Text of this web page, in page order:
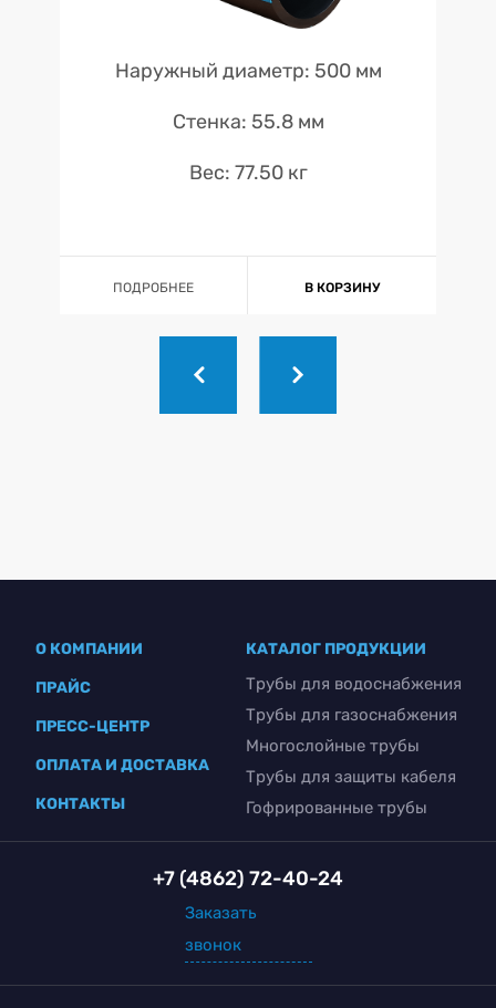
Наружный диаметр: 500 мм
Стенка: 55.8 мм
Вес: 77.50 кг
ПОДРОБНЕЕ В КОРЗИНУ
О КОМПАНИИ
ПРАЙС
ПРЕСС-ЦЕНТР
ОПЛАТА И ДОСТАВКА
КОНТАКТЫ
КАТАЛОГ ПРОДУКЦИИ
Трубы для водоснабжения
Трубы для газоснабжения
Многослойные трубы
Трубы для защиты кабеля
Гофрированные трубы
+7 (4862) 72-40-24
Заказать
звонок